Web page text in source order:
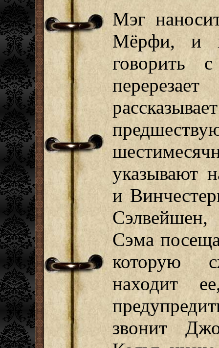
Мэг
Мёрфи, и
говорить
указывают
и
Сэма
которую
находит
звонит